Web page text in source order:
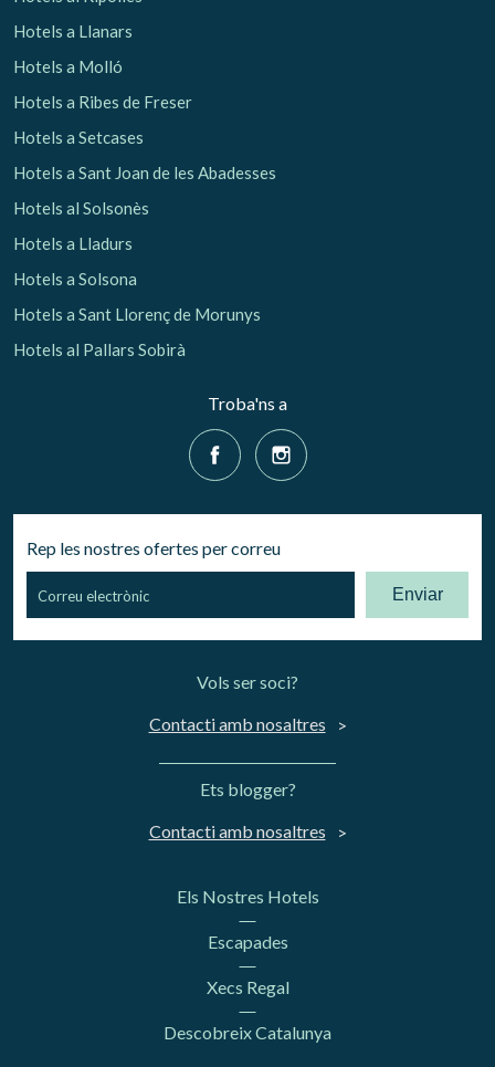
Hotels a Llanars
Hotels a Molló
Hotels a Ribes de Freser
Hotels a Setcases
Hotels a Sant Joan de les Abadesses
Hotels al Solsonès
Hotels a Lladurs
Hotels a Solsona
Hotels a Sant Llorenç de Morunys
Hotels al Pallars Sobirà
Troba'ns a
Rep les nostres ofertes per correu
Enviar
Vols ser soci?
Contacti amb nosaltres
Ets blogger?
Contacti amb nosaltres
Els Nostres Hotels
Escapades
Xecs Regal
Descobreix Catalunya